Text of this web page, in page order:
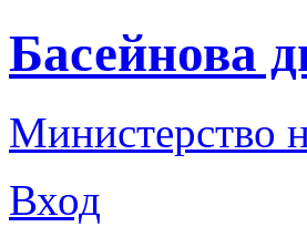
Басейнова
Министерство
Вход